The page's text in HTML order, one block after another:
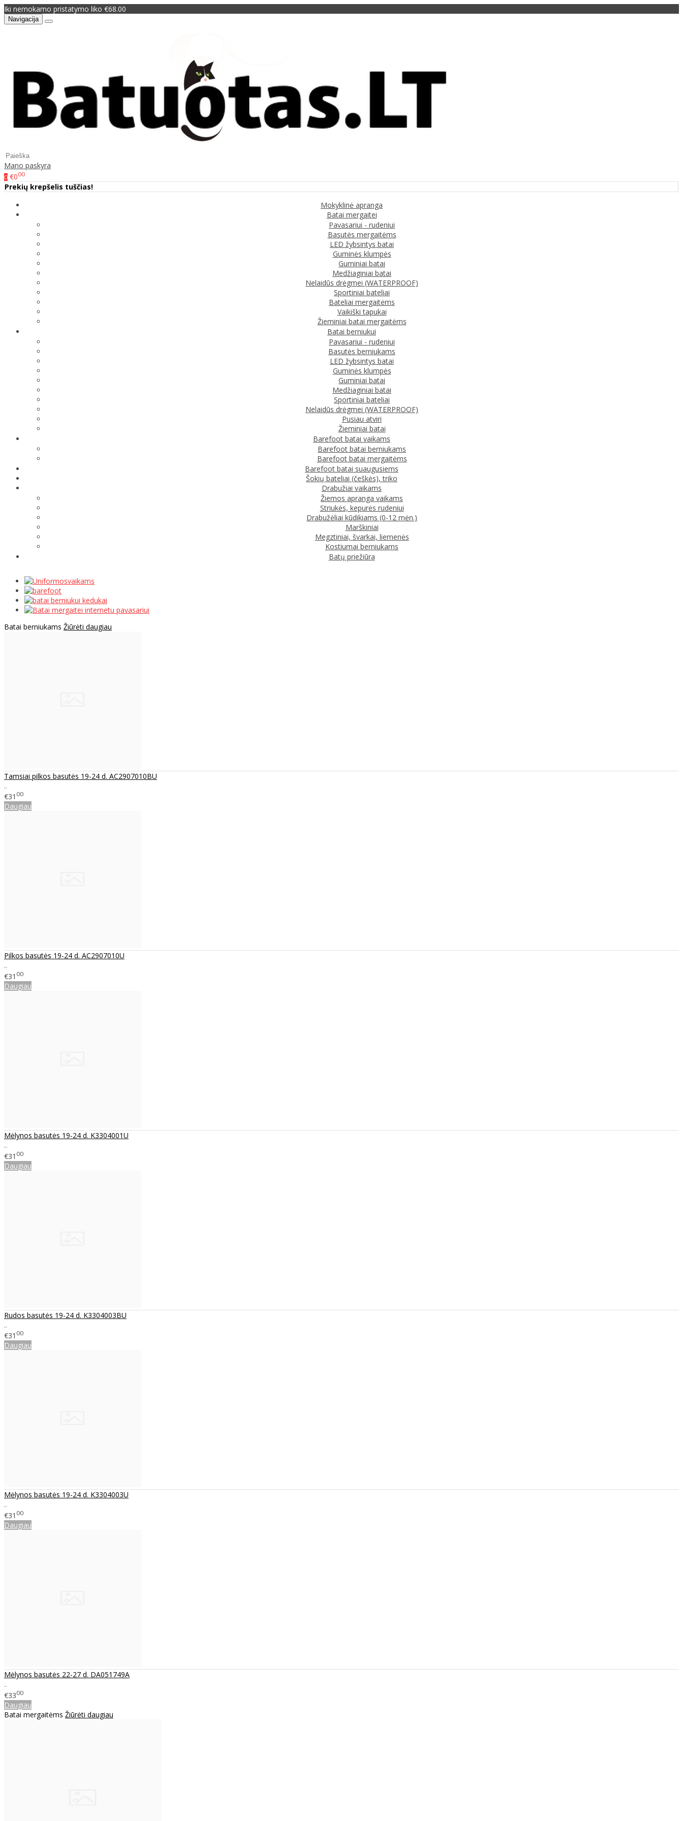
Iki nemokamo pristatymo liko €68.00
Navigacija
Mano paskyra
0 €000
Prekių krepšelis tuščias!
Mokyklinė apranga
Batai mergaitei
Pavasariui - rudeniui
Basutės mergaitėms
LED žybsintys batai
Guminės klumpės
Guminiai batai
Medžiaginiai batai
Nelaidūs drėgmei (WATERPROOF)
Sportiniai bateliai
Bateliai mergaitėms
Vaikiški tapukai
Žieminiai batai mergaitėms
Batai berniukui
Pavasariui - rudeniui
Basutės berniukams
LED žybsintys batai
Guminės klumpės
Guminiai batai
Medžiaginiai batai
Sportiniai bateliai
Nelaidūs drėgmei (WATERPROOF)
Pusiau atviri
Žieminiai batai
Barefoot batai vaikams
Barefoot batai berniukams
Barefoot batai mergaitėms
Barefoot batai suaugusiems
Šokių bateliai (češkės), triko
Drabužiai vaikams
Žiemos apranga vaikams
Striukės, kepurės rudeniui
Drabužėliai kūdikiams (0-12 mėn.)
Marškiniai
Megztiniai, švarkai, liemenės
Kostiumai berniukams
Batų priežiūra
Batai berniukams Žiūrėti daugiau
Tamsiai pilkos basutės 19-24 d. AC2907010BU
..
€31 00
Daugiau
Pilkos basutės 19-24 d. AC2907010U
..
€31 00
Daugiau
Mėlynos basutės 19-24 d. K3304001U
..
€31 00
Daugiau
Rudos basutės 19-24 d. K3304003BU
..
€31 00
Daugiau
Mėlynos basutės 19-24 d. K3304003U
..
€31 00
Daugiau
Mėlynos basutės 22-27 d. DA051749A
..
€3300
Daugiau
Batai mergaitėms Žiūrėti daugiau